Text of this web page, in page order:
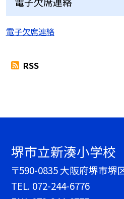
電子欠席連絡
RSS
堺市立新湊小学校
〒590-0835 大阪府堺市堺
TEL. 072-244-6776